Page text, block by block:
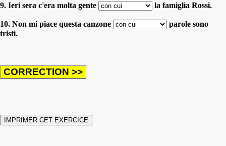
9. Ieri sera c'era molta gente la famiglia Rossi.
10. Non mi piace questa canzone
parole sono
tristi.